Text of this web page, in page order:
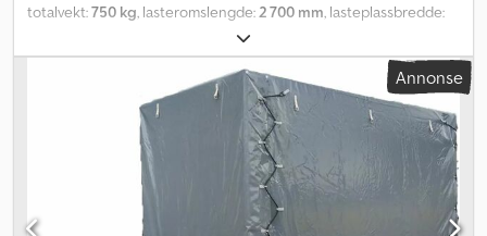
totalvekt:750 kg , lasteromslengde: 2 700 mm , lasteplassbredde:
1 070 mm
farge:annen, byggehøyde:1 650 mm, arbeidsbredde:1 790 mm,
Annonse